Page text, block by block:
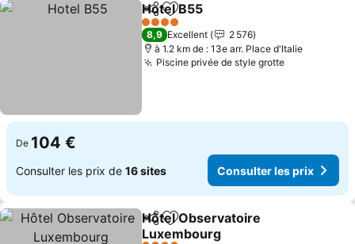
PartagerAjouter à mes favoris
Hotel B55
4 Étoiles
8,9 Excellent
2 576
à 1.2 km de : 13e arr. Place d'Italie
Piscine privée de style grotte
De 104 €
Consulter les prix de 16 sites Consulter les prix
PartagerAjouter à mes favoris
Hôtel Observatoire
Luxembourg